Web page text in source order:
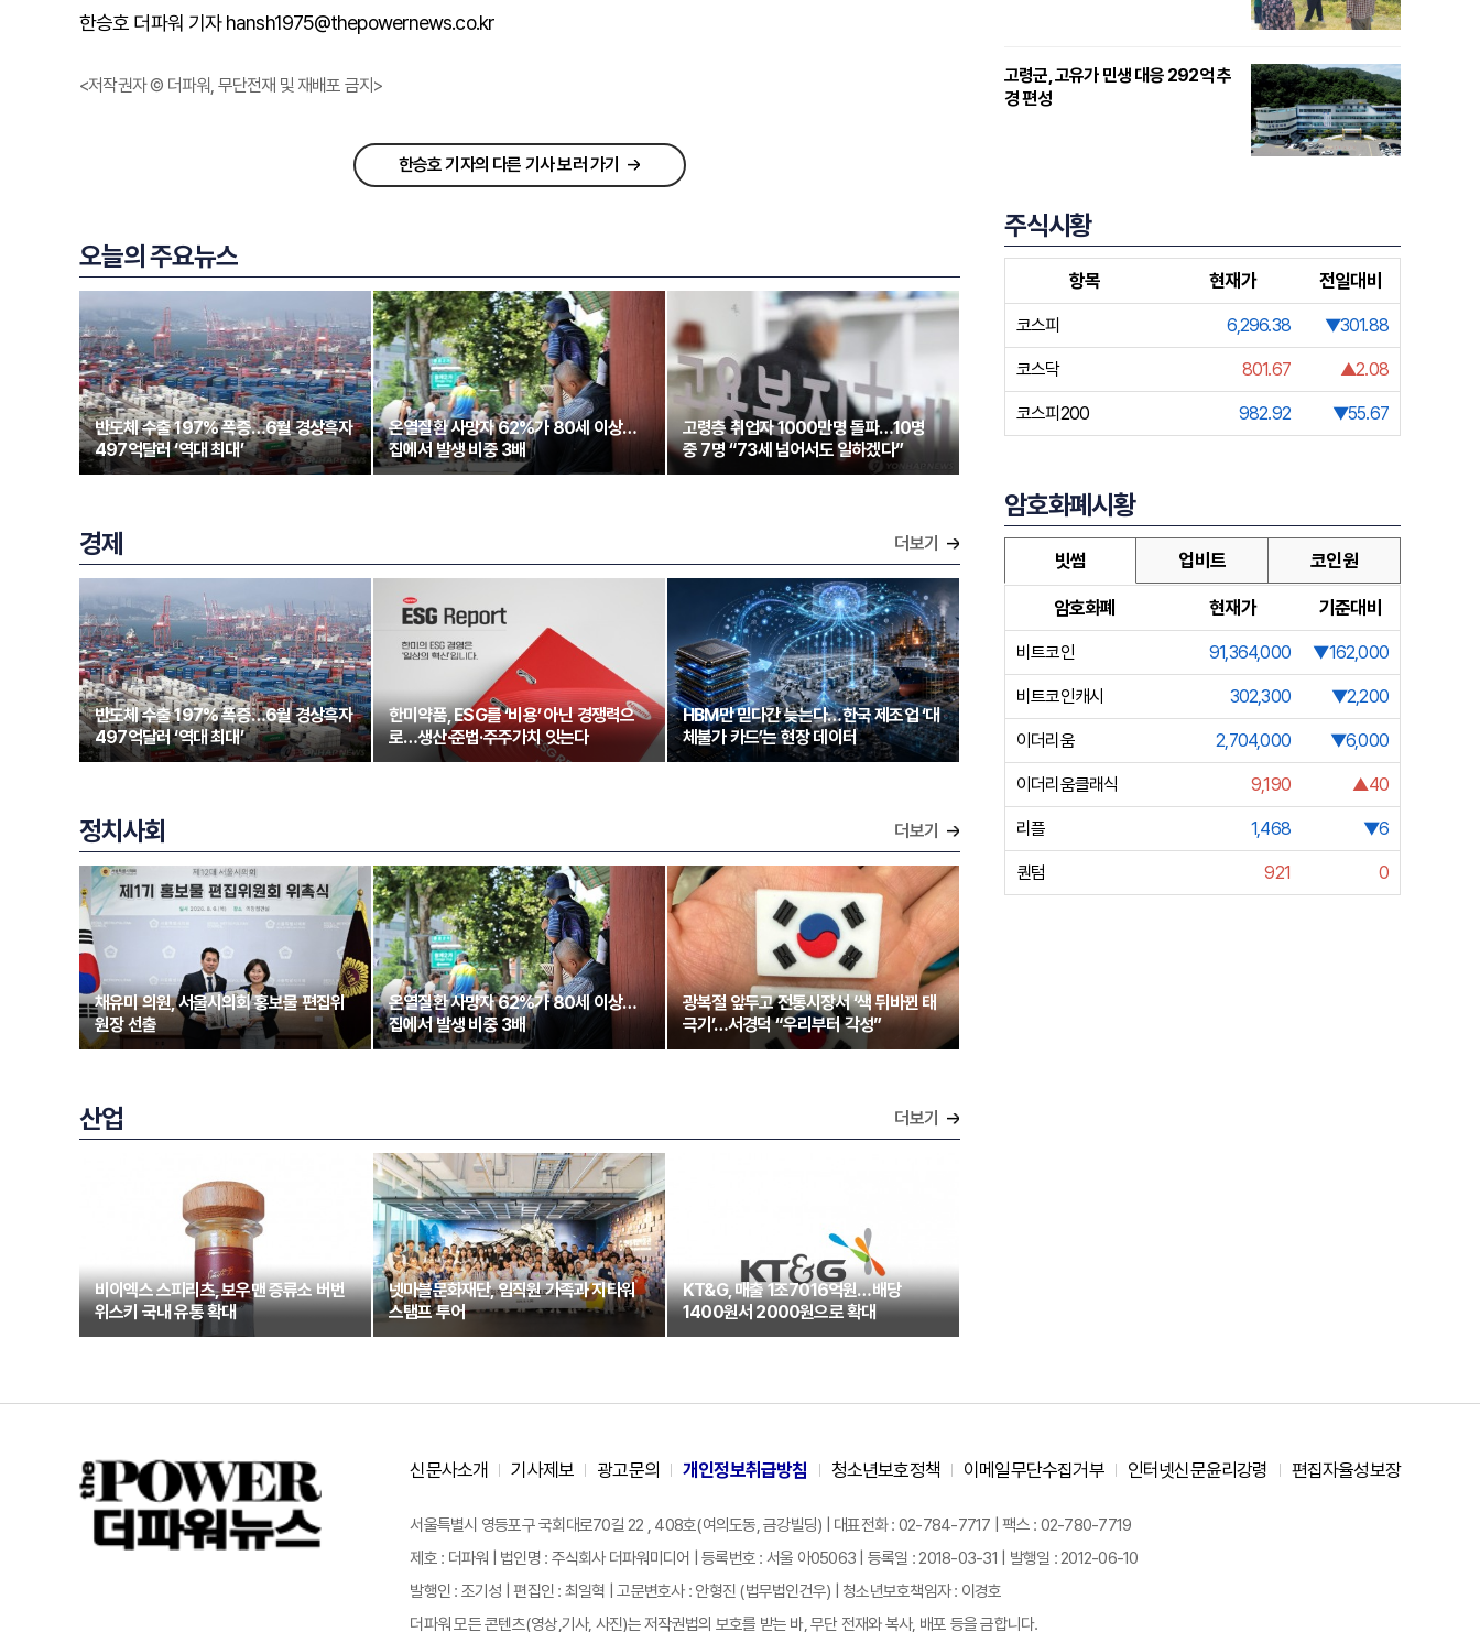
한승호 더파워 기자 hansh1975@thepowernews.co.kr
<저작권자 © 더파워, 무단전재 및 재배포 금지>
한승호 기자의 다른 기사 보러 가기
오늘의 주요뉴스
반도체 수출 197% 폭증…6월 경상흑자
497억달러 ‘역대 최대’
온열질환 사망자 62%가 80세 이상…
집에서 발생 비중 3배
고령층 취업자 1000만명 돌파…10명
중 7명 “73세 넘어서도 일하겠다”
경제 더보기
반도체 수출 197% 폭증…6월 경상흑자
497억달러 ‘역대 최대’
한미약품, ESG를 ‘비용’ 아닌 경쟁력으
로…생산·준법·주주가치 잇는다
HBM만 믿다간 늦는다…한국 제조업 ‘대
체불가 카드’는 현장 데이터
정치사회 더보기
채유미 의원, 서울시의회 홍보물 편집위
원장 선출
온열질환 사망자 62%가 80세 이상…
집에서 발생 비중 3배
광복절 앞두고 전통시장서 ‘색 뒤바뀐 태
극기’…서경덕 “우리부터 각성”
산업 더보기
비이엑스 스피리츠, 보우맨 증류소 버번
위스키 국내 유통 확대
넷마블문화재단, 임직원 가족과 지타워
스탬프 투어
KT&G, 매출 1조7016억원…배당
1400원서 2000원으로 확대
고령군, 고유가 민생 대응 292억 추
경 편성
주식시황
항목 현재가 전일대비
코스피 6,296.38 ▼301.88
코스닥 801.67 ▲2.08
코스피200 982.92 ▼55.67
암호화폐시황
빗썸 업비트 코인원
암호화폐 현재가 기준대비
비트코인 91,364,000 ▼162,000
비트코인캐시 302,300 ▼2,200
이더리움 2,704,000 ▼6,000
이더리움클래식 9,190 ▲40
리플 1,468 ▼6
퀀텀 921 0
신문사소개 기사제보 광고문의 개인정보취급방침 청소년보호정책 이메일무단수집거부 인터넷신문윤리강령 편집자율성보장
서울특별시 영등포구 국회대로70길 22 , 408호(여의도동, 금강빌딩) | 대표전화 : 02-784-7717 | 팩스 : 02-780-7719
제호 : 더파워 | 법인명 : 주식회사 더파워미디어 | 등록번호 : 서울 아05063 | 등록일 : 2018-03-31 | 발행일 : 2012-06-10
발행인 : 조기성 | 편집인 : 최일혁 | 고문변호사 : 안형진 (법무법인건우) | 청소년보호책임자 : 이경호
더파워 모든 콘텐츠(영상,기사, 사진)는 저작권법의 보호를 받는 바, 무단 전재와 복사, 배포 등을 금합니다.